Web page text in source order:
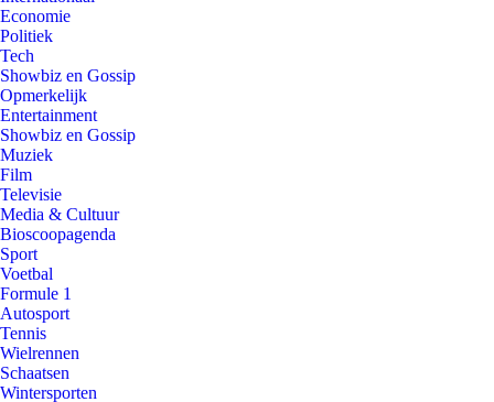
Economie
Politiek
Tech
Showbiz en Gossip
Opmerkelijk
Entertainment
Showbiz en Gossip
Muziek
Film
Televisie
Media & Cultuur
Bioscoopagenda
Sport
Voetbal
Formule 1
Autosport
Tennis
Wielrennen
Schaatsen
Wintersporten